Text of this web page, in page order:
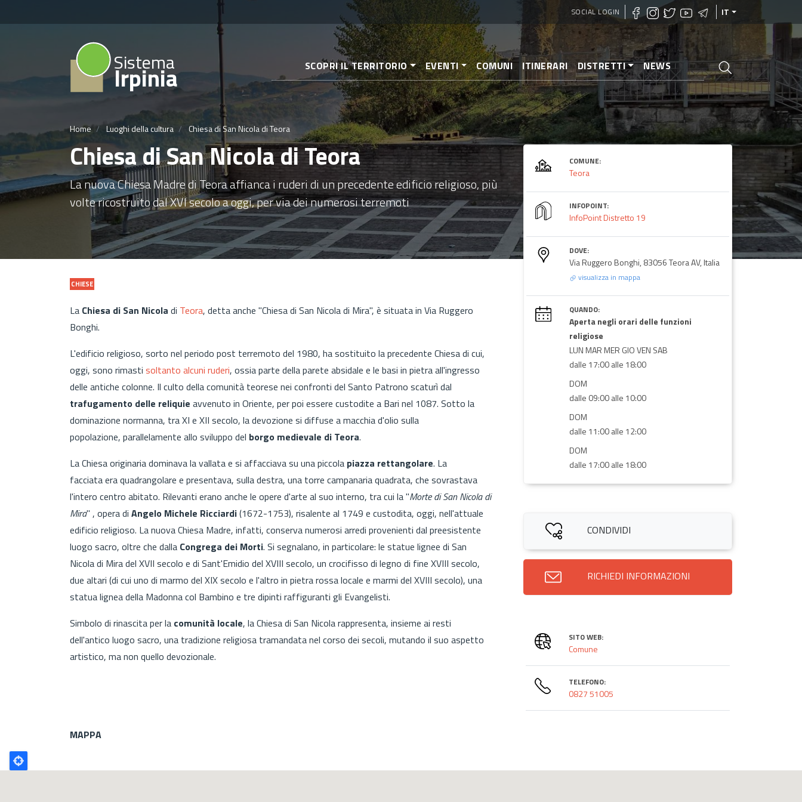
Salta
al
contenuto
principale
SOCIAL LOGIN IT
Sistema
Irpinia SCOPRI IL TERRITORIO EVENTI COMUNI ITINERARI DISTRETTI NEWS
Home Luoghi della cultura Chiesa di San Nicola di Teora
Chiesa di San Nicola di Teora
La nuova Chiesa Madre di Teora affianca i ruderi di un precedente edificio religioso, più
volte ricostruito dal XVI secolo a oggi, per via dei numerosi terremoti
CHIESE
La Chiesa di San Nicola di Teora, detta anche "Chiesa di San Nicola di Mira", è situata in Via Ruggero
Bonghi.
L'edificio religioso, sorto nel periodo post terremoto del 1980, ha sostituito la precedente Chiesa di cui,
oggi, sono rimasti soltanto alcuni ruderi, ossia parte della parete absidale e le basi in pietra all'ingresso
delle antiche colonne. Il culto della comunità teorese nei confronti del Santo Patrono scaturì dal
trafugamento delle reliquie avvenuto in Oriente, per poi essere custodite a Bari nel 1087. Sotto la
dominazione normanna, tra XI e XII secolo, la devozione si diffuse a macchia d'olio sulla
popolazione, parallelamente allo sviluppo del borgo medievale di Teora.
La Chiesa originaria dominava la vallata e si affacciava su una piccola piazza rettangolare. La
facciata era quadrangolare e presentava, sulla destra, una torre campanaria quadrata, che sovrastava
l'intero centro abitato. Rilevanti erano anche le opere d'arte al suo interno, tra cui la "Morte di San Nicola di
Mira" , opera di Angelo Michele Ricciardi(1672-1753), risalente al 1749 e custodita, oggi, nell'attuale
edificio religioso. La nuova Chiesa Madre, infatti, conserva numerosi arredi provenienti dal preesistente
luogo sacro, oltre che dalla Congrega dei Morti. Si segnalano, in particolare: le statue lignee di San
Nicola di Mira del XVII secolo e di Sant'Emidio del XVIII secolo, un crocifisso di legno di fine XVIII secolo,
due altari (di cui uno di marmo del XIX secolo e l'altro in pietra rossa locale e marmi del XVIII secolo), una
statua lignea della Madonna col Bambino e tre dipinti raffiguranti gli Evangelisti.
Simbolo di rinascita per la comunità locale, la Chiesa di San Nicola rappresenta, insieme ai resti
dell'antico luogo sacro, una tradizione religiosa tramandata nel corso dei secoli, mutando il suo aspetto
artistico, ma non quello devozionale.
COMUNE:
Teora
INFOPOINT:
InfoPoint Distretto 19
DOVE:
Via Ruggero Bonghi, 83056 Teora AV, Italia
visualizza in mappa
QUANDO:
Aperta negli orari delle funzioni
religiose
LUN MAR MER GIO VEN SAB
dalle 17:00 alle 18:00
DOM
dalle 09:00 alle 10:00
DOM
dalle 11:00 alle 12:00
DOM
dalle 17:00 alle 18:00
CONDIVIDI
RICHIEDI INFORMAZIONI
SITO WEB:
Comune
TELEFONO:
0827 51005
MAPPA
Poligono
GEO